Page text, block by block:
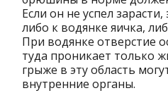
Если он не успел
либо к водянке яичка,
При водянке отверстие
туда проникает только
грыже в эту область
внутренние органы.